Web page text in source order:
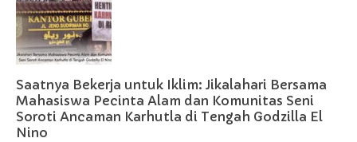
Saatnya Bekerja untuk Iklim: Jikalahari Bersama
Mahasiswa Pecinta Alam dan Komunitas Seni
Soroti Ancaman Karhutla di Tengah Godzilla El
Nino